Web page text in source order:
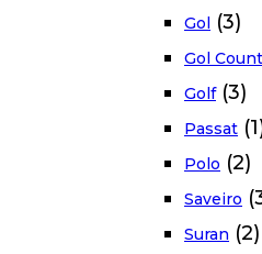
Gol (3)
Gol
Golf (3)
Passat
Polo (2)
Saveiro
Suran (2)